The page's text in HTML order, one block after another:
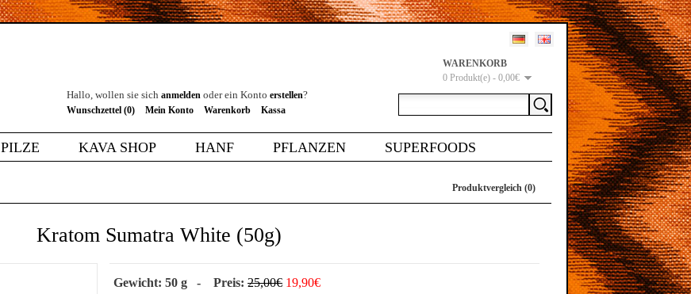
WARENKORB
0 Produkt(e) - 0,00€
Hallo, wollen sie sich anmelden oder ein Konto erstellen?
Wunschzettel (0) Mein Konto Warenkorb Kassa
PILZE KAVA SHOP HANF PFLANZEN SUPERFOODS
Produktvergleich (0)
Kratom Sumatra White (50g)
Gewicht: 50 g - Preis: 25,00€ 19,90€